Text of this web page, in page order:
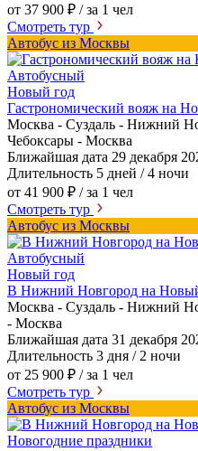
от 37 900 ₽ / за 1 чел
Смотреть тур
Автобус из Москвы
Автобусный
Новый год
Гастрономический вояж на
Москва - Суздаль - Нижний
Чебоксары - Москва
Ближайшая дата 29 декабря
Длительность 5 дней / 4 ночи
от 41 900 ₽ / за 1 чел
Смотреть тур
Автобус из Москвы
Автобусный
Новый год
В Нижний Новгород на
Москва - Суздаль - Нижний
- Москва
Ближайшая дата 31 декабря
Длительность 3 дня / 2 ночи
от 25 900 ₽ / за 1 чел
Смотреть тур
Автобус из Москвы
Новогодние праздники